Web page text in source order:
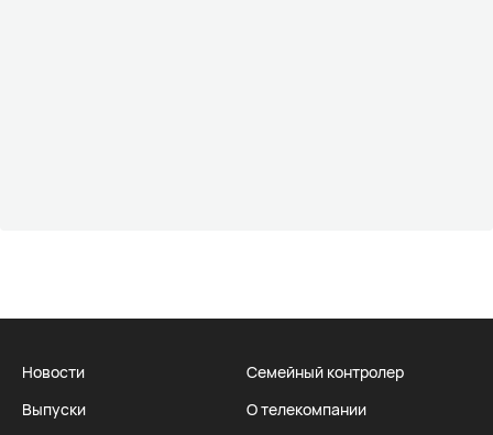
Новости
Выпуски
Семейный контролер
О телекомпании